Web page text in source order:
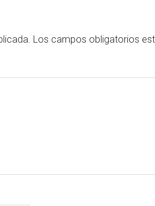
Los campos obligatorios